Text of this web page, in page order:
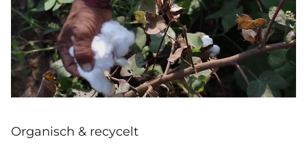
Organisch & recycelt